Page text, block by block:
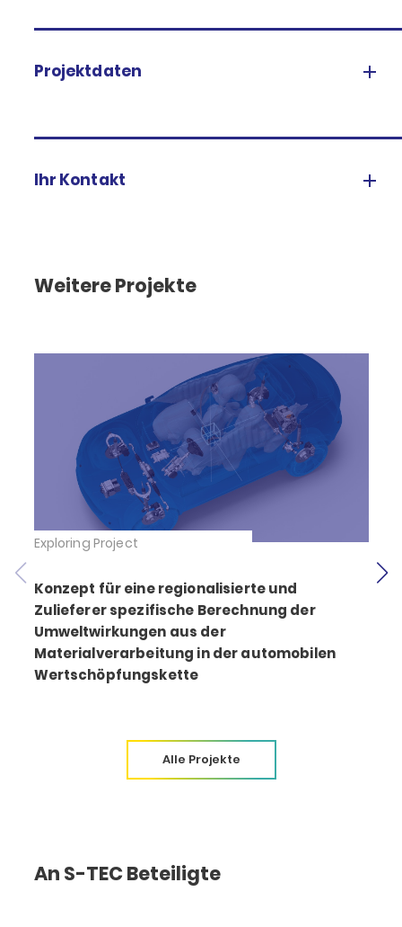
Projektdaten
Ihr Kontakt
Weitere Projekte
Exploring Project
Konzept für eine regionalisierte und
Zulieferer spezifische Berechnung der
Umweltwirkungen aus der
Materialverarbeitung in der automobilen
Wertschöpfungskette
Alle Projekte
An S-TEC Beteiligte